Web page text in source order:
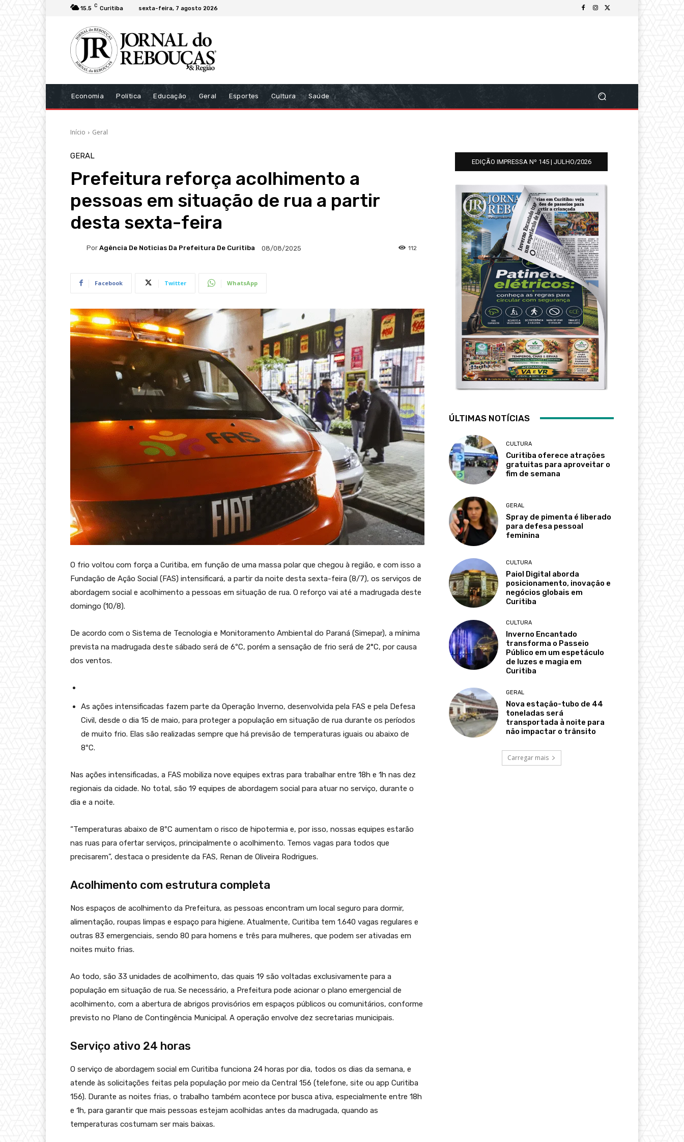
15.5 C Curitiba sexta-feira, 7 agosto 2026
Economia Política Educação Geral Esportes Cultura Saúde
Início Geral
GERAL
Prefeitura reforça acolhimento a
pessoas em situação de rua a partir
desta sexta-feira
Por Agência De Noticias Da Prefeitura De Curitiba 08/08/2025 112
Facebook Twitter WhatsApp
O frio voltou com força a Curitiba, em função de uma massa polar que chegou à região, e com isso a
Fundação de Ação Social (FAS) intensificará, a partir da noite desta sexta-feira (8/7), os serviços de
abordagem social e acolhimento a pessoas em situação de rua. O reforço vai até a madrugada deste
domingo (10/8).
De acordo com o Sistema de Tecnologia e Monitoramento Ambiental do Paraná (Simepar), a mínima
prevista na madrugada deste sábado será de 6ºC, porém a sensação de frio será de 2°C, por causa
dos ventos.
As ações intensificadas fazem parte da Operação Inverno, desenvolvida pela FAS e pela Defesa
Civil, desde o dia 15 de maio, para proteger a população em situação de rua durante os períodos
de muito frio. Elas são realizadas sempre que há previsão de temperaturas iguais ou abaixo de
8ºC.
Nas ações intensificadas, a FAS mobiliza nove equipes extras para trabalhar entre 18h e 1h nas dez
regionais da cidade. No total, são 19 equipes de abordagem social para atuar no serviço, durante o
dia e a noite.
“Temperaturas abaixo de 8ºC aumentam o risco de hipotermia e, por isso, nossas equipes estarão
nas ruas para ofertar serviços, principalmente o acolhimento. Temos vagas para todos que
precisarem”, destaca o presidente da FAS, Renan de Oliveira Rodrigues.
Acolhimento com estrutura completa
Nos espaços de acolhimento da Prefeitura, as pessoas encontram um local seguro para dormir,
alimentação, roupas limpas e espaço para higiene. Atualmente, Curitiba tem 1.640 vagas regulares e
outras 83 emergenciais, sendo 80 para homens e três para mulheres, que podem ser ativadas em
noites muito frias.
Ao todo, são 33 unidades de acolhimento, das quais 19 são voltadas exclusivamente para a
população em situação de rua. Se necessário, a Prefeitura pode acionar o plano emergencial de
acolhimento, com a abertura de abrigos provisórios em espaços públicos ou comunitários, conforme
previsto no Plano de Contingência Municipal. A operação envolve dez secretarias municipais.
Serviço ativo 24 horas
O serviço de abordagem social em Curitiba funciona 24 horas por dia, todos os dias da semana, e
atende às solicitações feitas pela população por meio da Central 156 (telefone, site ou app Curitiba
156). Durante as noites frias, o trabalho também acontece por busca ativa, especialmente entre 18h
e 1h, para garantir que mais pessoas estejam acolhidas antes da madrugada, quando as
temperaturas costumam ser mais baixas.
EDIÇÃO IMPRESSA Nº 145 | JULHO/2026
ÚLTIMAS NOTÍCIAS
CULTURA
Curitiba oferece atrações
gratuitas para aproveitar o
fim de semana
GERAL
Spray de pimenta é liberado
para defesa pessoal
feminina
CULTURA
Paiol Digital aborda
posicionamento, inovação e
negócios globais em
Curitiba
CULTURA
Inverno Encantado
transforma o Passeio
Público em um espetáculo
de luzes e magia em
Curitiba
GERAL
Nova estação-tubo de 44
toneladas será
transportada à noite para
não impactar o trânsito
Carregar mais